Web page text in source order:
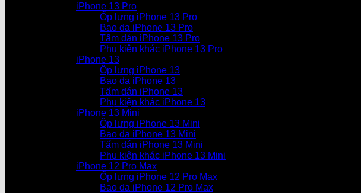
iPhone 13 Pro
Ốp lưng iPhone 13 Pro
Bao da iPhone 13 Pro
Tấm dán iPhone 13 Pro
Phụ kiện khác iPhone 13 Pro
iPhone 13
Ốp lưng iPhone 13
Bao da iPhone 13
Tấm dán iPhone 13
Phụ kiện khác iPhone 13
iPhone 13 Mini
Ốp lưng iPhone 13 Mini
Bao da iPhone 13 Mini
Tấm dán iPhone 13 Mini
Phụ kiện khác iPhone 13 Mini
iPhone 12 Pro Max
Ốp lưng iPhone 12 Pro Max
Bao da iPhone 12 Pro Max